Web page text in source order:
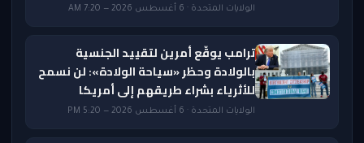
الولايات المتحدة · 6 أغسطس 2026 — 7:20 AM
ترامب يوقّع أمرين لتقييد الجنسية
بالولادة وحظر «سياحة الولادة»: لن نسمح
للأثرياء بشراء طريقهم إلى أمريكا
الولايات المتحدة · 6 أغسطس 2026 — 5:20 PM